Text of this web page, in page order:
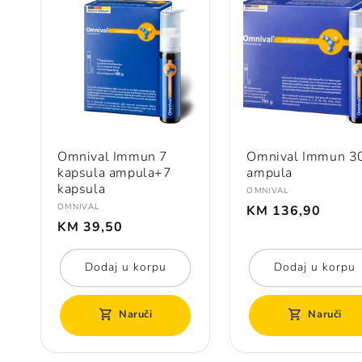
Omnival Immun 7
kapsula ampula+7
kapsula
Prodavač:
OMNIVAL
Redovna
cijena
KM 39,50
Dodaj u korpu
Naruči
Omnival Immun
ampula
Prodavač:
OMNIVAL
Redovna
cijena
KM 136,90
Dodaj u korpu
Naruči